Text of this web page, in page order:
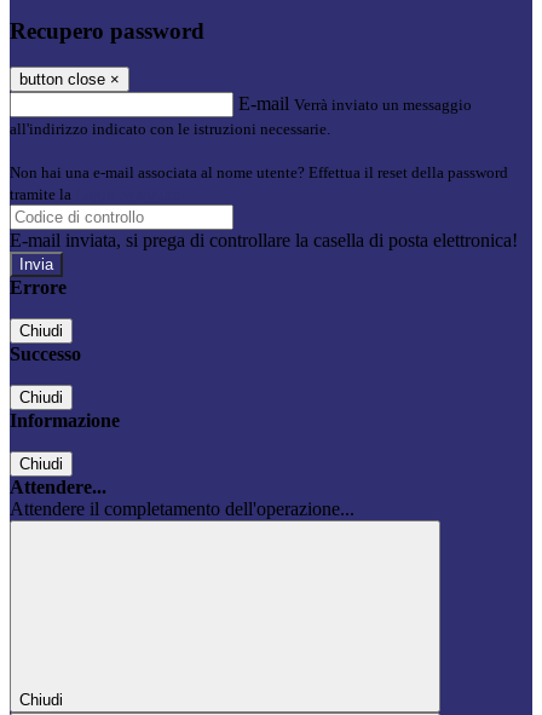
Recupero password
button close ×
E-mail Verrà inviato un messaggio
all'indirizzo indicato con le istruzioni necessarie.
Non hai una e-mail associata al nome utente? Effettua il reset della password
tramite la
E-mail inviata, si prega di controllare la casella di posta elettronica!
Errore
Chiudi
Successo
Chiudi
Informazione
Chiudi
Attendere...
Attendere il completamento dell'operazione...
Chiudi